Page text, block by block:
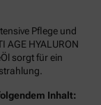
Pflege und
AGE HYALURON
sorgt für ein
Inhalt: